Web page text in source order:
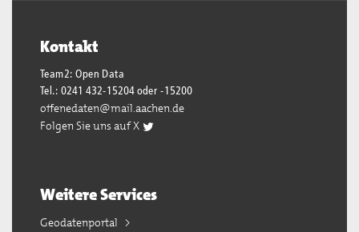
Kontakt
Team2: Open Data
Tel.: 0241 432-15204 oder -15200
offenedaten@mail.aachen.de
Folgen Sie uns auf X
Weitere Services
Geodatenportal